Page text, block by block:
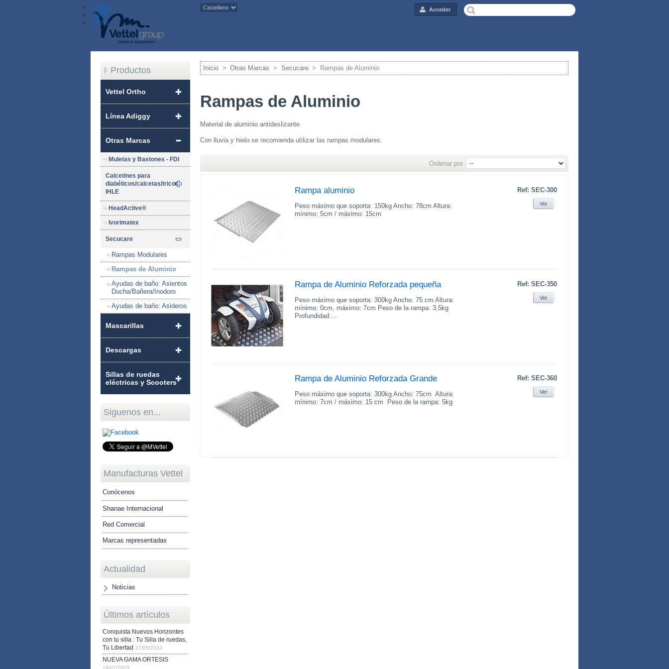
Acceder
Adiggy
Sport
Ortho
Productos
Vettel Ortho
Línea Adiggy
Otras Marcas
Muletas y Bastones - FDI
Calcetines para
diabéticos/calcetas/tricot-
IHLE
HeadActive®
Ivorimatex
Secucare
Rampas Modulares
Rampas de Aluminio
Ayudas de baño: Asientos
Ducha/Bañera/Inodoro
Ayudas de baño: Asideros
Mascarillas
Descargas
Sillas de ruedas
eléctricas y Scooters
Siguenos en...
Manufacturas Vettel
Conócenos
Shanae Internacional
Red Comercial
Marcas representadas
Actualidad
Noticias
Últimos artículos
Conquista Nuevos Horizontes
con tu silla : Tu Silla de ruedas,
Tu Libertad
27/05/2024
NUEVA GAMA ORTESIS
19/07/2023
Inicio > Otras Marcas > Secucare > Rampas de Aluminio
Rampas de Aluminio
Material de aluminio antideslizante
Con lluvia y hielo se recomienda utilizar las rampas modulares.
Ordenar por
Rampa aluminio
Peso máximo que soporta: 150kg Ancho: 78cm Altura:
mínimo: 5cm / máximo: 15cm
Ref: SEC-300
Ver
Rampa de Aluminio Reforzada pequeña
Peso máximo que soporta: 300kg Ancho: 75 cm Altura:
mínimo: 0cm, máximo: 7cm Peso de la rampa: 3,5kg
Profundidad:...
Ref: SEC-350
Ver
Rampa de Aluminio Reforzada Grande
Peso máximo que soporta: 300kg Ancho: 75cm Altura:
mínimo: 7cm / máximo: 15 cm Peso de la rampa: 5kg
Ref: SEC-360
Ver